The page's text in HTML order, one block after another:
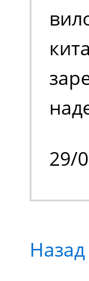
с
29/
Назад